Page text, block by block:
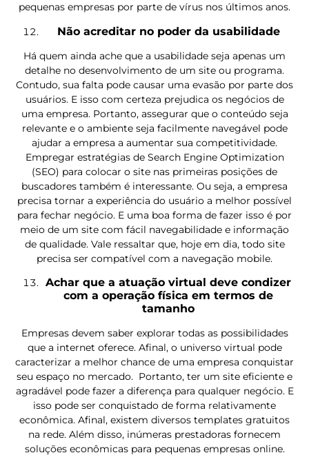
pequenas empresas por parte de vírus nos últimos anos.
Não acreditar no poder da usabilidade
Há quem ainda ache que a usabilidade seja apenas um
detalhe no desenvolvimento de um site ou programa.
Contudo, sua falta pode causar uma evasão por parte dos
usuários. E isso com certeza prejudica os negócios de
uma empresa. Portanto, assegurar que o conteúdo seja
relevante e o ambiente seja facilmente navegável pode
ajudar a empresa a aumentar sua competitividade.
Empregar estratégias de Search Engine Optimization
(SEO) para colocar o site nas primeiras posições de
buscadores também é interessante. Ou seja, a empresa
precisa tornar a experiência do usuário a melhor possível
para fechar negócio. E uma boa forma de fazer isso é por
meio de um site com fácil navegabilidade e informação
de qualidade. Vale ressaltar que, hoje em dia, todo site
precisa ser compatível com a navegação mobile.
Achar que a atuação virtual deve condizer
com a operação física em termos de
tamanho
Empresas devem saber explorar todas as possibilidades
que a internet oferece. Afinal, o universo virtual pode
caracterizar a melhor chance de uma empresa conquistar
seu espaço no mercado. Portanto, ter um site eficiente e
agradável pode fazer a diferença para qualquer negócio. E
isso pode ser conquistado de forma relativamente
econômica. Afinal, existem diversos templates gratuitos
na rede. Além disso, inúmeras prestadoras fornecem
soluções econômicas para pequenas empresas online.